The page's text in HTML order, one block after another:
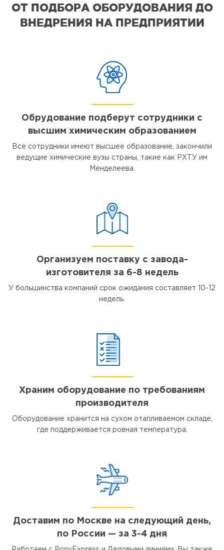
ОТ ПОДБОРА ОБОРУДОВАНИЯ ДО
ВНЕДРЕНИЯ НА ПРЕДПРИЯТИИ
Обрудование подберут сотрудники с
высшим химическим образованием
Все сотрудники имеют высшее образование, закончили
ведущие химические вузы страны, такие как РХТУ им
Менделеева.
Организуем поставку с завода-
изготовителя за 6-8 недель
У большинства компаний срок ожидания составляет 10-12
недель.
Храним оборудование по требованиям
производителя
Оборудование хранится на сухом отапливаемом складе,
где поддерживается ровная температура.
Доставим по Москве на следующий день,
по России — за 3-4 дня